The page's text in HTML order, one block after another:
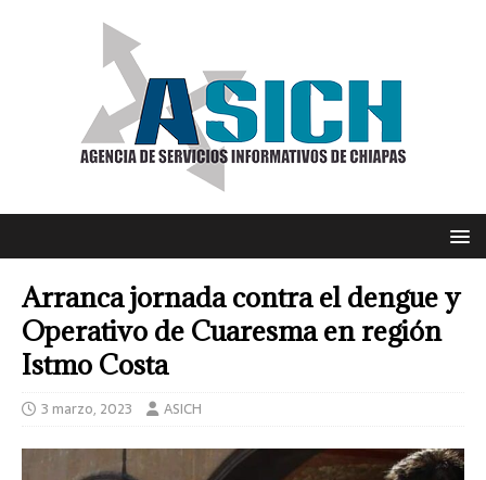
Arranca jornada contra el dengue y
Operativo de Cuaresma en región
Istmo Costa
3 marzo, 2023 ASICH